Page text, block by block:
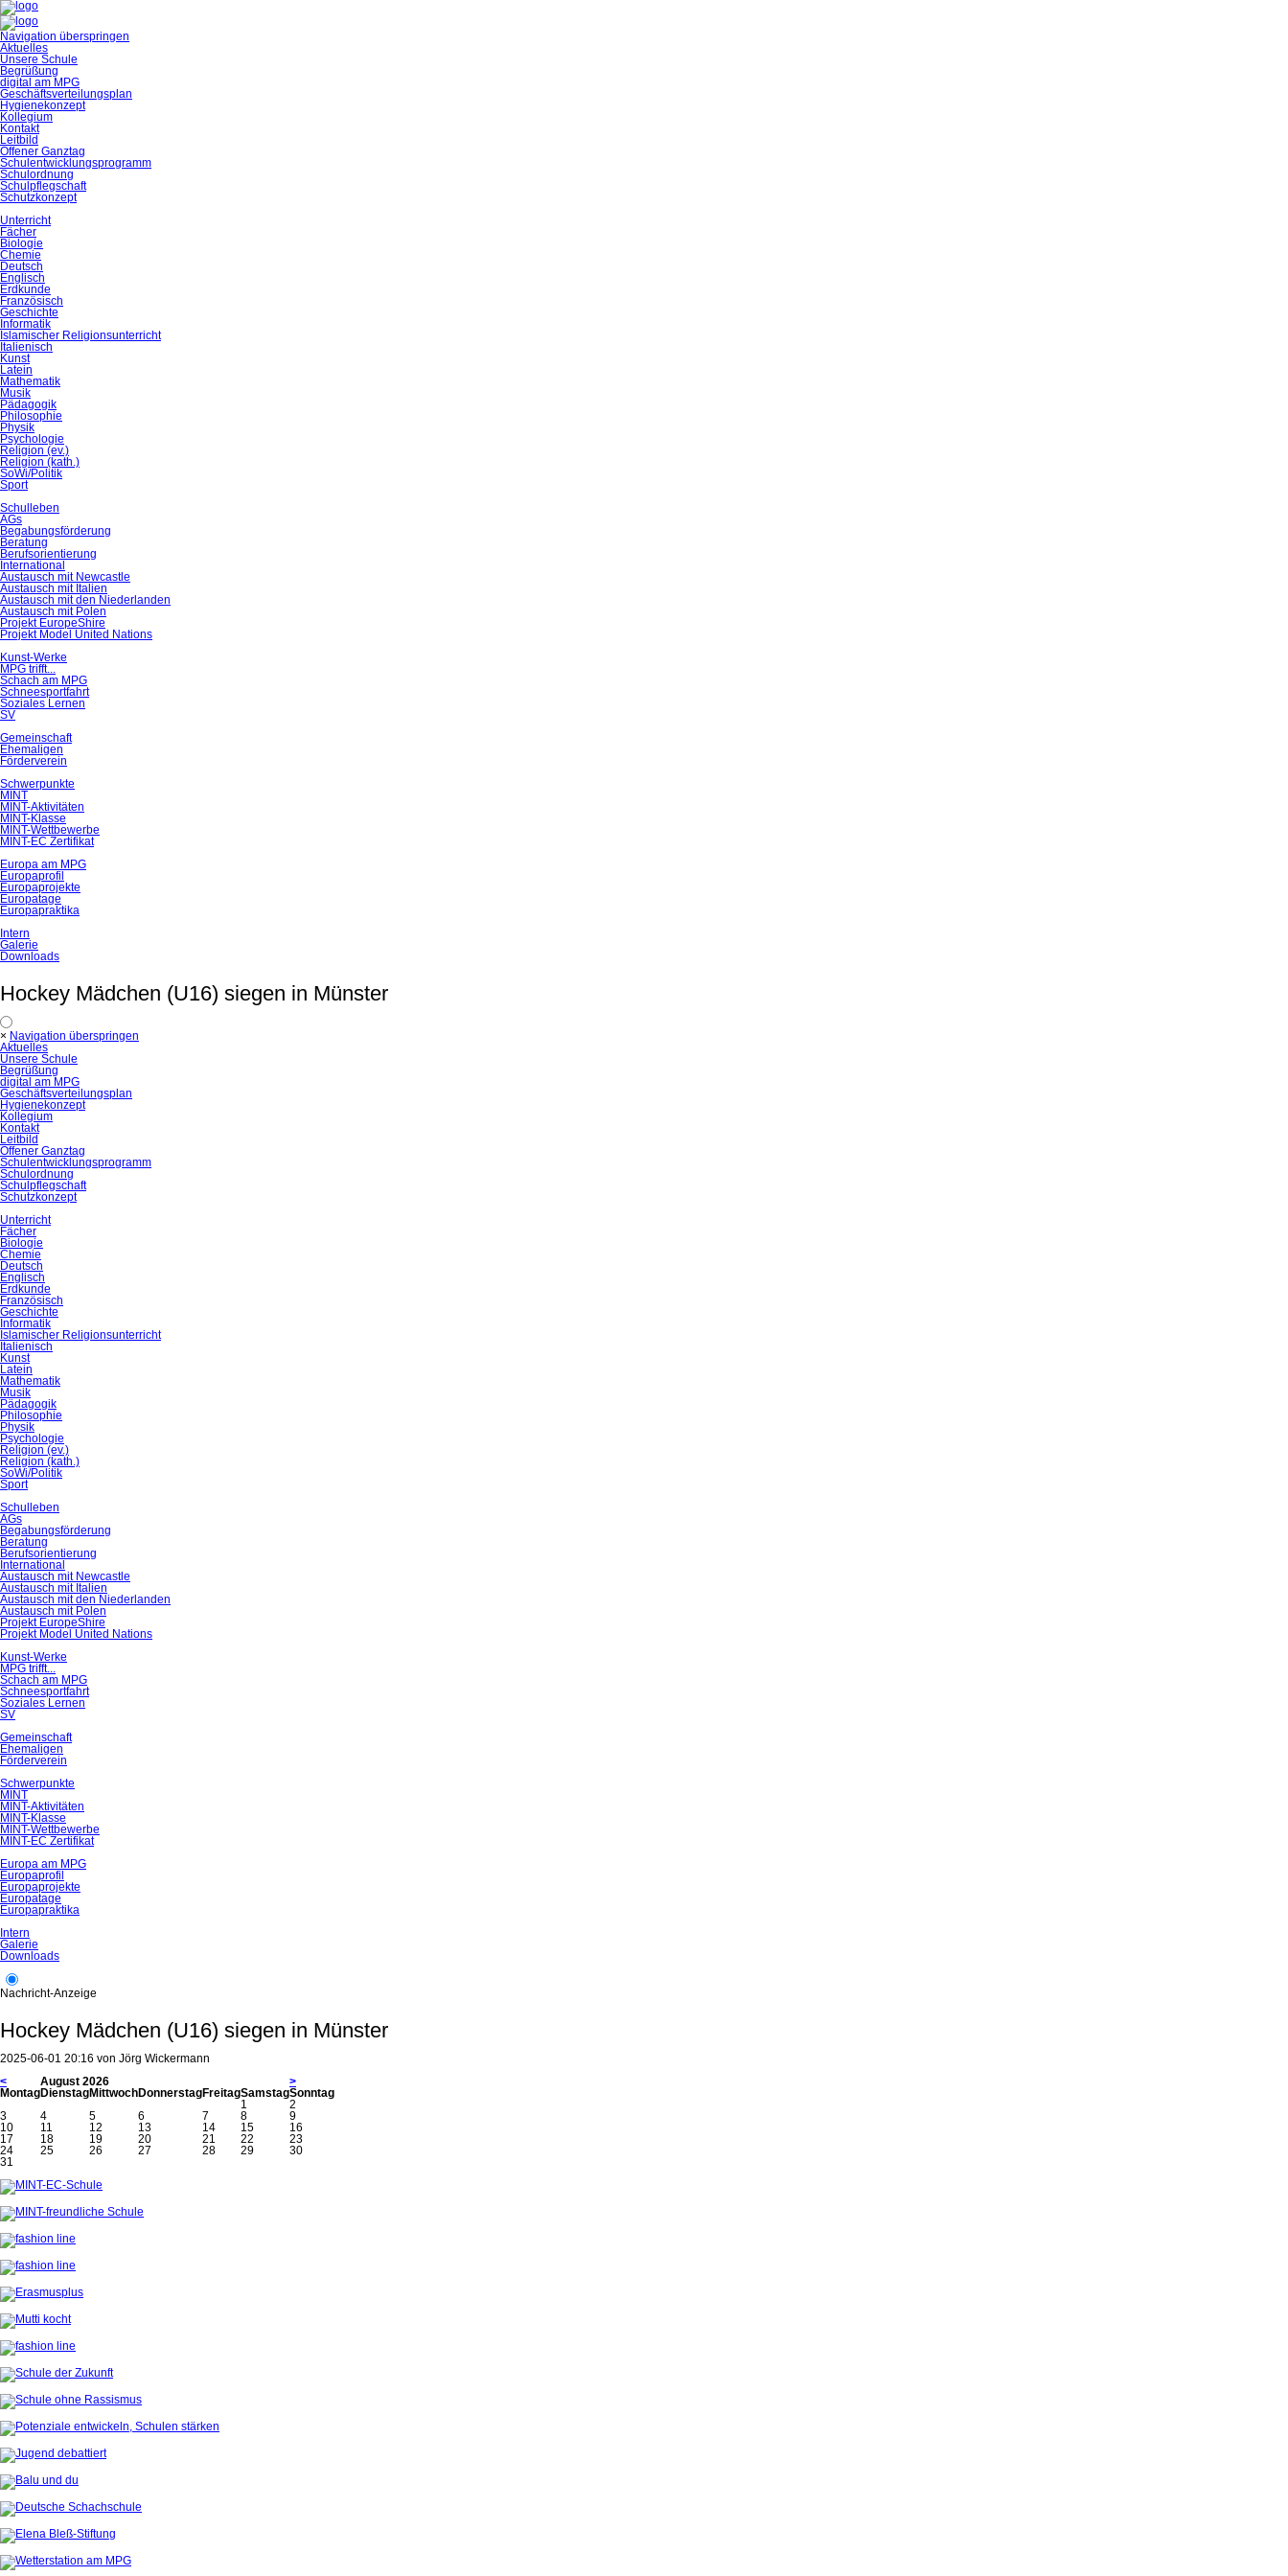
Navigation überspringen
Aktuelles
Unsere Schule
Begrüßung
digital am MPG
Geschäftsverteilungsplan
Hygienekonzept
Kollegium
Kontakt
Leitbild
Offener Ganztag
Schulentwicklungsprogramm
Schulordnung
Schulpflegschaft
Schutzkonzept
Unterricht
Fächer
Biologie
Chemie
Deutsch
Englisch
Erdkunde
Französisch
Geschichte
Informatik
Islamischer Religionsunterricht
Italienisch
Kunst
Latein
Mathematik
Musik
Pädagogik
Philosophie
Physik
Psychologie
Religion (ev.)
Religion (kath.)
SoWi/Politik
Sport
Schulleben
AGs
Begabungsförderung
Beratung
Berufsorientierung
International
Austausch mit Newcastle
Austausch mit Italien
Austausch mit den Niederlanden
Austausch mit Polen
Projekt EuropeShire
Projekt Model United Nations
Kunst-Werke
MPG trifft...
Schach am MPG
Schneesportfahrt
Soziales Lernen
SV
Gemeinschaft
Ehemaligen
Förderverein
Schwerpunkte
MINT
MINT-Aktivitäten
MINT-Klasse
MINT-Wettbewerbe
MINT-EC Zertifikat
Europa am MPG
Europaprofil
Europaprojekte
Europatage
Europapraktika
Intern
Galerie
Downloads
Hockey Mädchen (U16) siegen in Münster
× Navigation überspringen
Aktuelles
Unsere Schule
Begrüßung
digital am MPG
Geschäftsverteilungsplan
Hygienekonzept
Kollegium
Kontakt
Leitbild
Offener Ganztag
Schulentwicklungsprogramm
Schulordnung
Schulpflegschaft
Schutzkonzept
Unterricht
Fächer
Biologie
Chemie
Deutsch
Englisch
Erdkunde
Französisch
Geschichte
Informatik
Islamischer Religionsunterricht
Italienisch
Kunst
Latein
Mathematik
Musik
Pädagogik
Philosophie
Physik
Psychologie
Religion (ev.)
Religion (kath.)
SoWi/Politik
Sport
Schulleben
AGs
Begabungsförderung
Beratung
Berufsorientierung
International
Austausch mit Newcastle
Austausch mit Italien
Austausch mit den Niederlanden
Austausch mit Polen
Projekt EuropeShire
Projekt Model United Nations
Kunst-Werke
MPG trifft...
Schach am MPG
Schneesportfahrt
Soziales Lernen
SV
Gemeinschaft
Ehemaligen
Förderverein
Schwerpunkte
MINT
MINT-Aktivitäten
MINT-Klasse
MINT-Wettbewerbe
MINT-EC Zertifikat
Europa am MPG
Europaprofil
Europaprojekte
Europatage
Europapraktika
Intern
Galerie
Downloads
Nachricht-Anzeige
Hockey Mädchen (U16) siegen in Münster
2025-06-01 20:16 von Jörg Wickermann
<
August 2026
>
MontagDienstagMittwochDonnerstagFreitagSamstagSonntag
1
2
3
4 5 6 7 8
9
10
11 12 13 14 15
16
17
18 19 20 21 22
23
24
25 26 27 28 29
30
31